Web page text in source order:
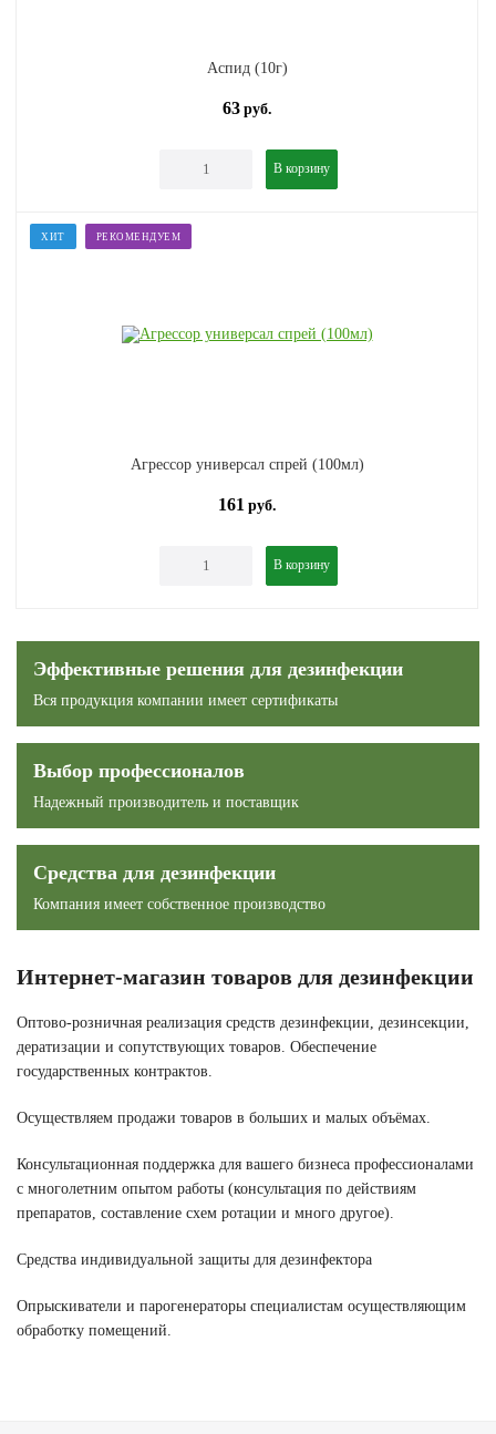
Аспид (10г)
63 руб.
В корзину
ХИТ РЕКОМЕНДУЕМ
Агрессор универсал спрей (100мл)
161 руб.
В корзину
Эффективные решения для дезинфекции
Вся продукция компании имеет сертификаты
Выбор профессионалов
Надежный производитель и поставщик
Средства для дезинфекции
Компания имеет собственное производство
Интернет-магазин товаров для дезинфекции
Оптово-розничная реализация средств дезинфекции, дезинсекции,
дератизации и сопутствующих товаров. Обеспечение
государственных контрактов.
Осуществляем продажи товаров в больших и малых объёмах.
Консультационная поддержка для вашего бизнеса профессионалами
с многолетним опытом работы (консультация по действиям
препаратов, составление схем ротации и много другое).
Средства индивидуальной защиты для дезинфектора
Опрыскиватели и парогенераторы специалистам осуществляющим
обработку помещений.